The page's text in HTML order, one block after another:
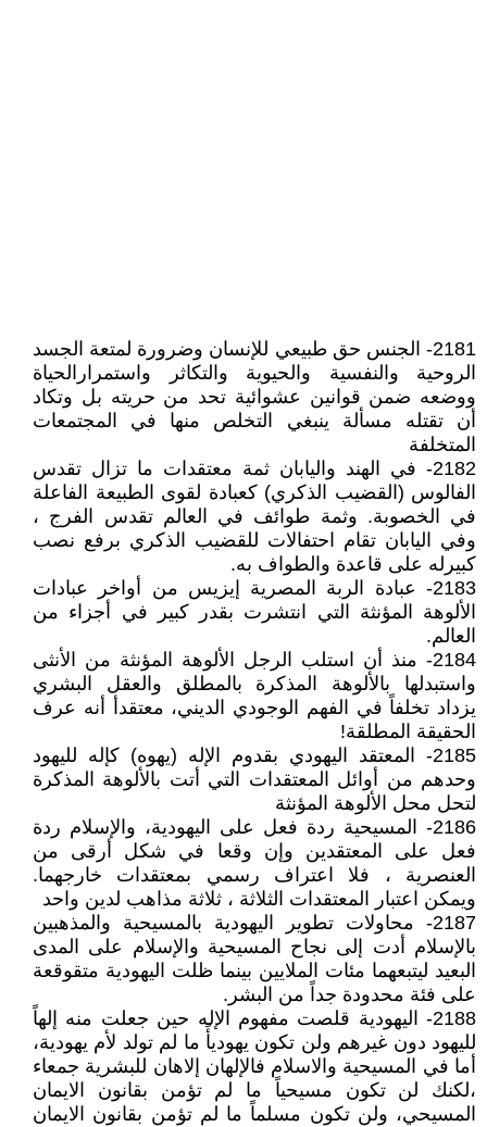
2181- الجنس حق طبيعي للإنسان وضرورة لمتعة الجسد
الروحية والنفسية والحيوية والتكاثر واستمرارالحياة
ووضعه ضمن قوانين عشوائية تحد من حريته بل وتكاد
أن تقتله مسألة ينبغي التخلص منها في المجتمعات
المتخلفة
2182- في الهند واليابان ثمة معتقدات ما تزال تقدس
الفالوس (القضيب الذكري) كعبادة لقوى الطبيعة الفاعلة
في الخصوبة. وثمة طوائف في العالم تقدس الفرج ،
وفي اليابان تقام احتفالات للقضيب الذكري برفع نصب
كبيرله على قاعدة والطواف به.
2183- عبادة الربة المصرية إيزيس من أواخر عبادات
الألوهة المؤنثة التي انتشرت بقدر كبير في أجزاء من
العالم.
2184- منذ أن استلب الرجل الألوهة المؤنثة من الأنثى
واستبدلها بالألوهة المذكرة بالمطلق والعقل البشري
يزداد تخلفاً في الفهم الوجودي الديني، معتقدأ أنه عرف
الحقيقة المطلقة!
2185- المعتقد اليهودي بقدوم الإله (يهوه) كإله لليهود
وحدهم من أوائل المعتقدات التي أتت بالألوهة المذكرة
لتحل محل الألوهة المؤنثة
2186- المسيحية ردة فعل على اليهودية، والإسلام ردة
فعل على المعتقدين وإن وقعا في شكل أرقى من
العنصرية ، فلا اعتراف رسمي بمعتقدات خارجهما.
ويمكن اعتبار المعتقدات الثلاثة ، ثلاثة مذاهب لدين واحد
2187- محاولات تطوير اليهودية بالمسيحية والمذهبين
بالإسلام أدت إلى نجاح المسيحية والإسلام على المدى
البعيد ليتبعهما مئات الملايين بينما ظلت اليهودية متقوقعة
على فئة محدودة جداً من البشر.
2188- اليهودية قلصت مفهوم الإله حين جعلت منه إلهاً
لليهود دون غيرهم ولن تكون يهوديأً ما لم تولد لأم يهودية،
أما في المسيحية والاسلام فالإلهان إلاهان للبشرية جمعاء
،لكنك لن تكون مسيحياً ما لم تؤمن بقانون الايمان
المسيحي، ولن تكون مسلماً ما لم تؤمن بقانون الايمان